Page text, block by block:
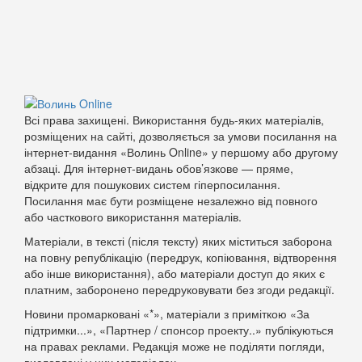
Всі права захищені. Використання будь-яких матеріалів,
розміщених на сайті, дозволяється за умови посилання на
інтернет-видання «Волинь Online» у першому або другому
абзаці. Для інтернет-видань обов’язкове — пряме,
відкрите для пошукових систем гіперпосилання.
Посилання має бути розміщене незалежно від повного
або часткового використання матеріалів.
Матеріали, в тексті (після тексту) яких міститься заборона
на повну републікацію (передрук, копіювання, відтворення
або інше використання), або матеріали доступ до яких є
платним, заборонено передруковувати без згоди редакції.
Новини промарковані «*», матеріали з приміткою «За
підтримки...», «Партнер / спонсор проекту..» публікуються
на правах реклами. Редакція може не поділяти погляди,